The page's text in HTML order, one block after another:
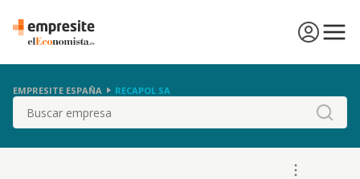
EMPRESITE ESPAÑA RECAPOL SA
Buscar